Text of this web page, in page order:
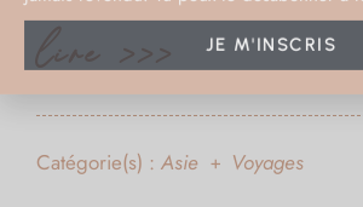
lire >>>
Catégorie(s) : Asie + Voyages